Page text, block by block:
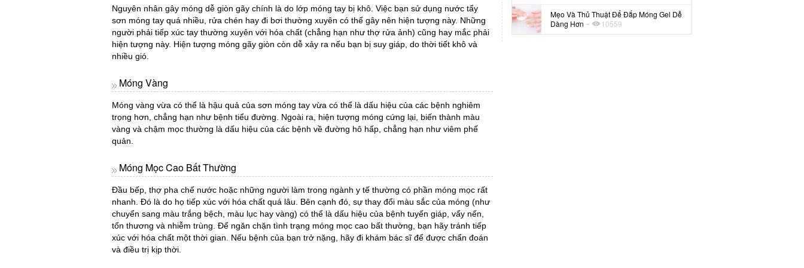
Nguyên nhân gây móng dễ giòn gãy chính là do lớp móng tay bị khô. Việc bạn sử dụng nước tẩy
sơn móng tay quá nhiều, rửa chén hay đi bơi thường xuyên có thể gây nên hiện tượng này. Những
người phải tiếp xúc tay thường xuyên với hóa chất (chẳng hạn như thợ rửa ảnh) cũng hay mắc phải
hiện tượng này. Hiện tượng móng gãy giòn còn dễ xảy ra nếu bạn bị suy giáp, do thời tiết khô và
nhiều gió.
Móng Vàng
Móng vàng vừa có thể là hậu quả của sơn móng tay vừa có thể là dấu hiệu của các bệnh nghiêm
trọng hơn, chẳng hạn như bệnh tiểu đường. Ngoài ra, hiện tượng móng cứng lại, biến thành màu
vàng và chậm mọc thường là dấu hiệu của các bệnh về đường hô hấp, chẳng hạn như viêm phế
quản.
Móng Mọc Cao Bất Thường
Đầu bếp, thợ pha chế nước hoặc những người làm trong ngành y tế thường có phần móng mọc rất
nhanh. Đó là do họ tiếp xúc với hóa chất quá lâu. Bên cạnh đó, sự thay đổi màu sắc của móng (như
chuyển sang màu trắng bệch, màu lục hay vàng) có thể là dấu hiệu của bệnh tuyến giáp, vẩy nến,
tổn thương và nhiễm trùng. Để ngăn chặn tình trạng móng mọc cao bất thường, bạn hãy tránh tiếp
xúc với hóa chất một thời gian. Nếu bệnh của bạn trở nặng, hãy đi khám bác sĩ để được chẩn đoán
và điều trị kịp thời.
Mẹo Và Thủ Thuật Để Đắp Móng Gel Dễ
Dàng Hơn - 10559